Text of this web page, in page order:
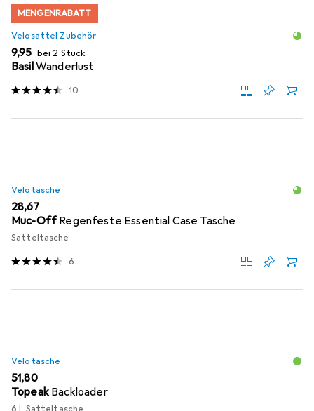
MENGENRABATT
Velosattel Zubehör
EUR
9,95 bei 2 Stück
BasilWanderlust
10
Velotasche
EUR
28,67
Muc-OffRegenfeste Essential Case Tasche
Satteltasche
6
Velotasche
EUR
51,80
Topeak Backloader